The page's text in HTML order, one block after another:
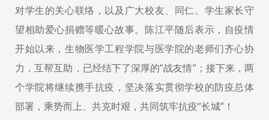
对学生的关心联络，以及广大校友、同仁、学生家长守
望相助爱心捐赠等暖心故事。陈江平随后表示，自疫情
开始以来，生物医学工程学院与医学院的老师们齐心协
力，互帮互助，已经结下了深厚的“战友情”；接下来，两
个学院将继续携手抗疫，坚决落实贯彻学校的防疫总体
部署，乘势而上、共克时艰，共同筑牢抗疫“长城”！